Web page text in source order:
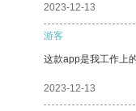
2023-12-13
游客
这款app是我工作上
2023-12-13